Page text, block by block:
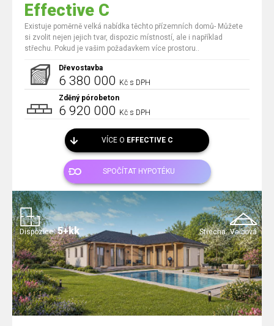
Effective C
Existuje poměrně velká nabídka těchto přízemních domů- Můžete
si zvolit nejen jejich tvar, dispozic místností, ale i například
střechu. Pokud je vašim požadavkem více prostoru..
Dřevostavba
6 380 000 Kč s DPH
Zděný pórobeton
6 920 000 Kč s DPH
VÍCE O EFFECTIVE C
SPOČÍTAT HYPOTÉKU
Střecha: Valbová
Dispozice: 5+kk